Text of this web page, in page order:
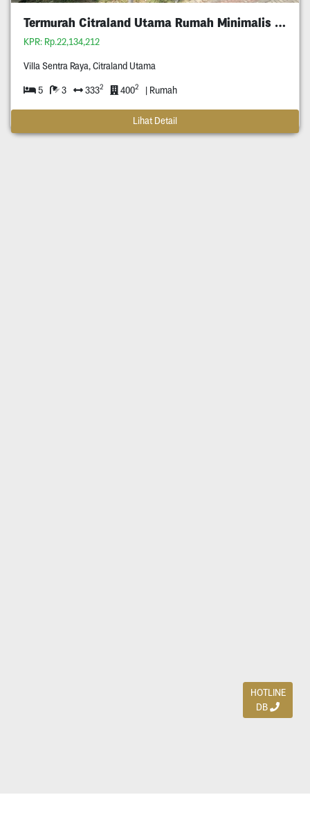
Termurah Citraland Utama Rumah Minimalis 5M An
KPR: Rp.22,134,212
Villa Sentra Raya, Citraland Utama
5 3 3332 4002 | Rumah
Lihat Detail
HOTLINE
DB